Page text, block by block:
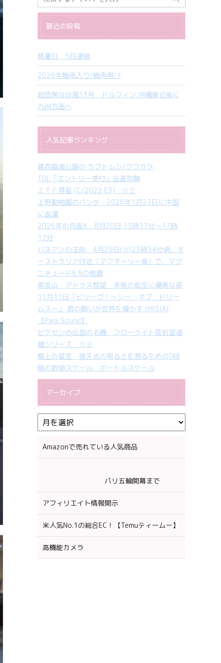
最近の投稿
酷暑日 5日連続
2026年梅雨入り/梅雨明け
超危険な台風13号 ドルフィン 沖縄接近後に
九州方面へ
人気記事ランキング
葛西臨海公園の カブトムシ/クワガタ
TDL「エントリー受付」当選攻略
ＺＴＦ彗星 (C/2022 E3) ☆彡
上野動物園のパンダ 2026年1月27日に中国
に返還
2026年の月面X 8月20日 15時17分～17時
17分
バヌアツの法則 4月29日(火)23時54分頃、オ
ーストラリア付近（マクオーリー島）で、マグ
ニチュード6.8の地震
紫金山・アトラス彗星 未明の低空に優美な姿
11月11日「ビリーヴ！～シー・オブ・ドリー
ムス～」 君の願いが世界を輝かす (MISIA)
【Park Sound】
ビクセンの伝説の名機 フローライト屈折望遠
鏡シリーズ ☆彡
極上の星空 夜天光の明るさを測るための9段
階の数値スケール ボートルスケール
アーカイブ
Amazonで売れている人気商品
パリ五輪開幕まで
アフィリエイト情報開示
米人気No.1の総合EC！【Temuティームー】
高機能カメラ